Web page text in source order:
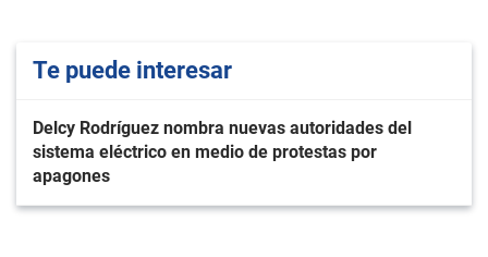
Te puede interesar
Delcy Rodríguez nombra nuevas autoridades del
sistema eléctrico en medio de protestas por
apagones